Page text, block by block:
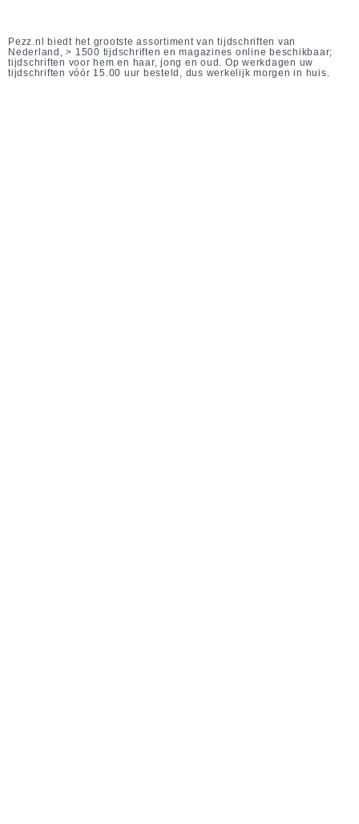
Pezz.nl biedt het grootste assortiment van tijdschriften van
Nederland, > 1500 tijdschriften en magazines online beschikbaar;
tijdschriften voor hem en haar, jong en oud. Op werkdagen uw
tijdschriften vóór 15.00 uur besteld, dus werkelijk morgen in huis.